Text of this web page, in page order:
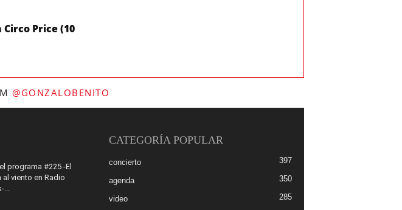
Price (10
@GONZALOBENITO
programa #225 -El
al viento en Radio
...
CATEGORÍA POPULAR
concierto 397
agenda 350
video 285